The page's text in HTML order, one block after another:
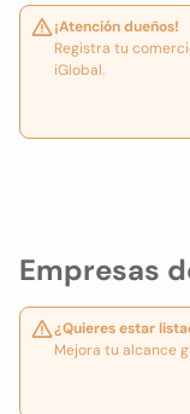
Empresas
¿Quieres estar
Mejora tu alcance
¡Atención dueños!
Registra tu
iGlobal.